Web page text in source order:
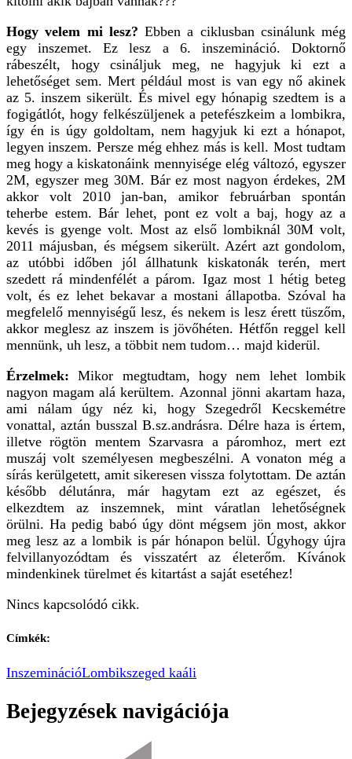
Hogy velem mi lesz? Ebben a ciklusban csinálunk még
egy inszemet. Ez lesz a 6. inszemináció. Doktornő
rábeszélt, hogy csináljuk meg, ne hagyjuk ki ezt a
lehetőséget sem. Mert például most is van egy nő akinek
az 5. inszem sikerült. És mivel egy hónapig szedtem is a
fogigátlót, hogy felkészüljenek a petefészkeim a lombikra,
így én is úgy goldoltam, nem hagyjuk ki ezt a hónapot,
legyen inszem. Persze még ehhez más is kell. Most tudtam
meg hogy a kiskatonáink mennyisége elég változó, egyszer
2M, egyszer meg 30M. Bár ez most nagyon érdekes, 2M
akkor volt 2010 jan-ban, amikor februárban spontán
teherbe estem. Bár lehet, pont ez volt a baj, hogy az a
kevés is gyenge volt. Most az első lombiknál 30M volt,
2011 májusban, és mégsem sikerült. Azért azt gondolom,
az utóbbi időben jól állhatunk kiskatonák terén, mert
szedett rá mindenfélét a párom. Igaz most 1 hétig beteg
volt, és ez lehet bekavar a mostani állapotba. Szóval ha
megfelelő mennyiségű lesz, és nekem is lesz érett tüszőm,
akkor meglesz az inszem is jövőhéten. Hétfőn reggel kell
mennünk, uh lesz, a többit nem tudom… majd kiderül.
Érzelmek: Mikor megtudtam, hogy nem lehet lombik
nagyon magam alá kerültem. Azonnal jönni akartam haza,
ami nálam úgy néz ki, hogy Szegedről Kecskemétre
vonattal, aztán busszal B.sz.andrásra. Délre haza is értem,
illetve rögtön mentem Szarvasra a páromhoz, mert ezt
muszáj volt személyesen megbeszélni. A vonaton még a
sírás kerülgetett, amit sikeresen vissza folytottam. De aztán
később délutánra, már hagytam ezt az egészet, és
elkezdtem az inszemnek, mint váratlan lehetőségnek
örülni. Ha pedig babó úgy dönt mégsem jön most, akkor
meg lesz az a lombik is pár hónapon belül. Úgyhogy újra
felvillanyozódtam és visszatért az életerőm. Kívánok
mindenkinek türelmet és kitartást a saját esetéhez!
Nincs kapcsolódó cikk.
Címkék:
InszeminációLombikszeged kaáli
Bejegyzések navigációja